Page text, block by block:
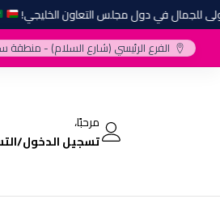
في دول مجلس التعاون الخليجي!
الفرع الرئيسي (شارع السلام) -
مرحبًا،
تسجيل الدخول/